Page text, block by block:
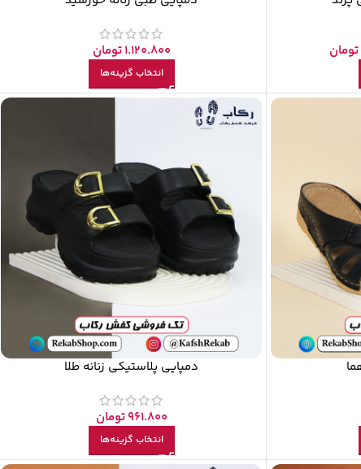
تومان 1.120.800تومان
انتخاب گزینه‌ها
دمپایی پلاستیکی زنانه طلا
961.800تومان
انتخاب گزینه‌ها